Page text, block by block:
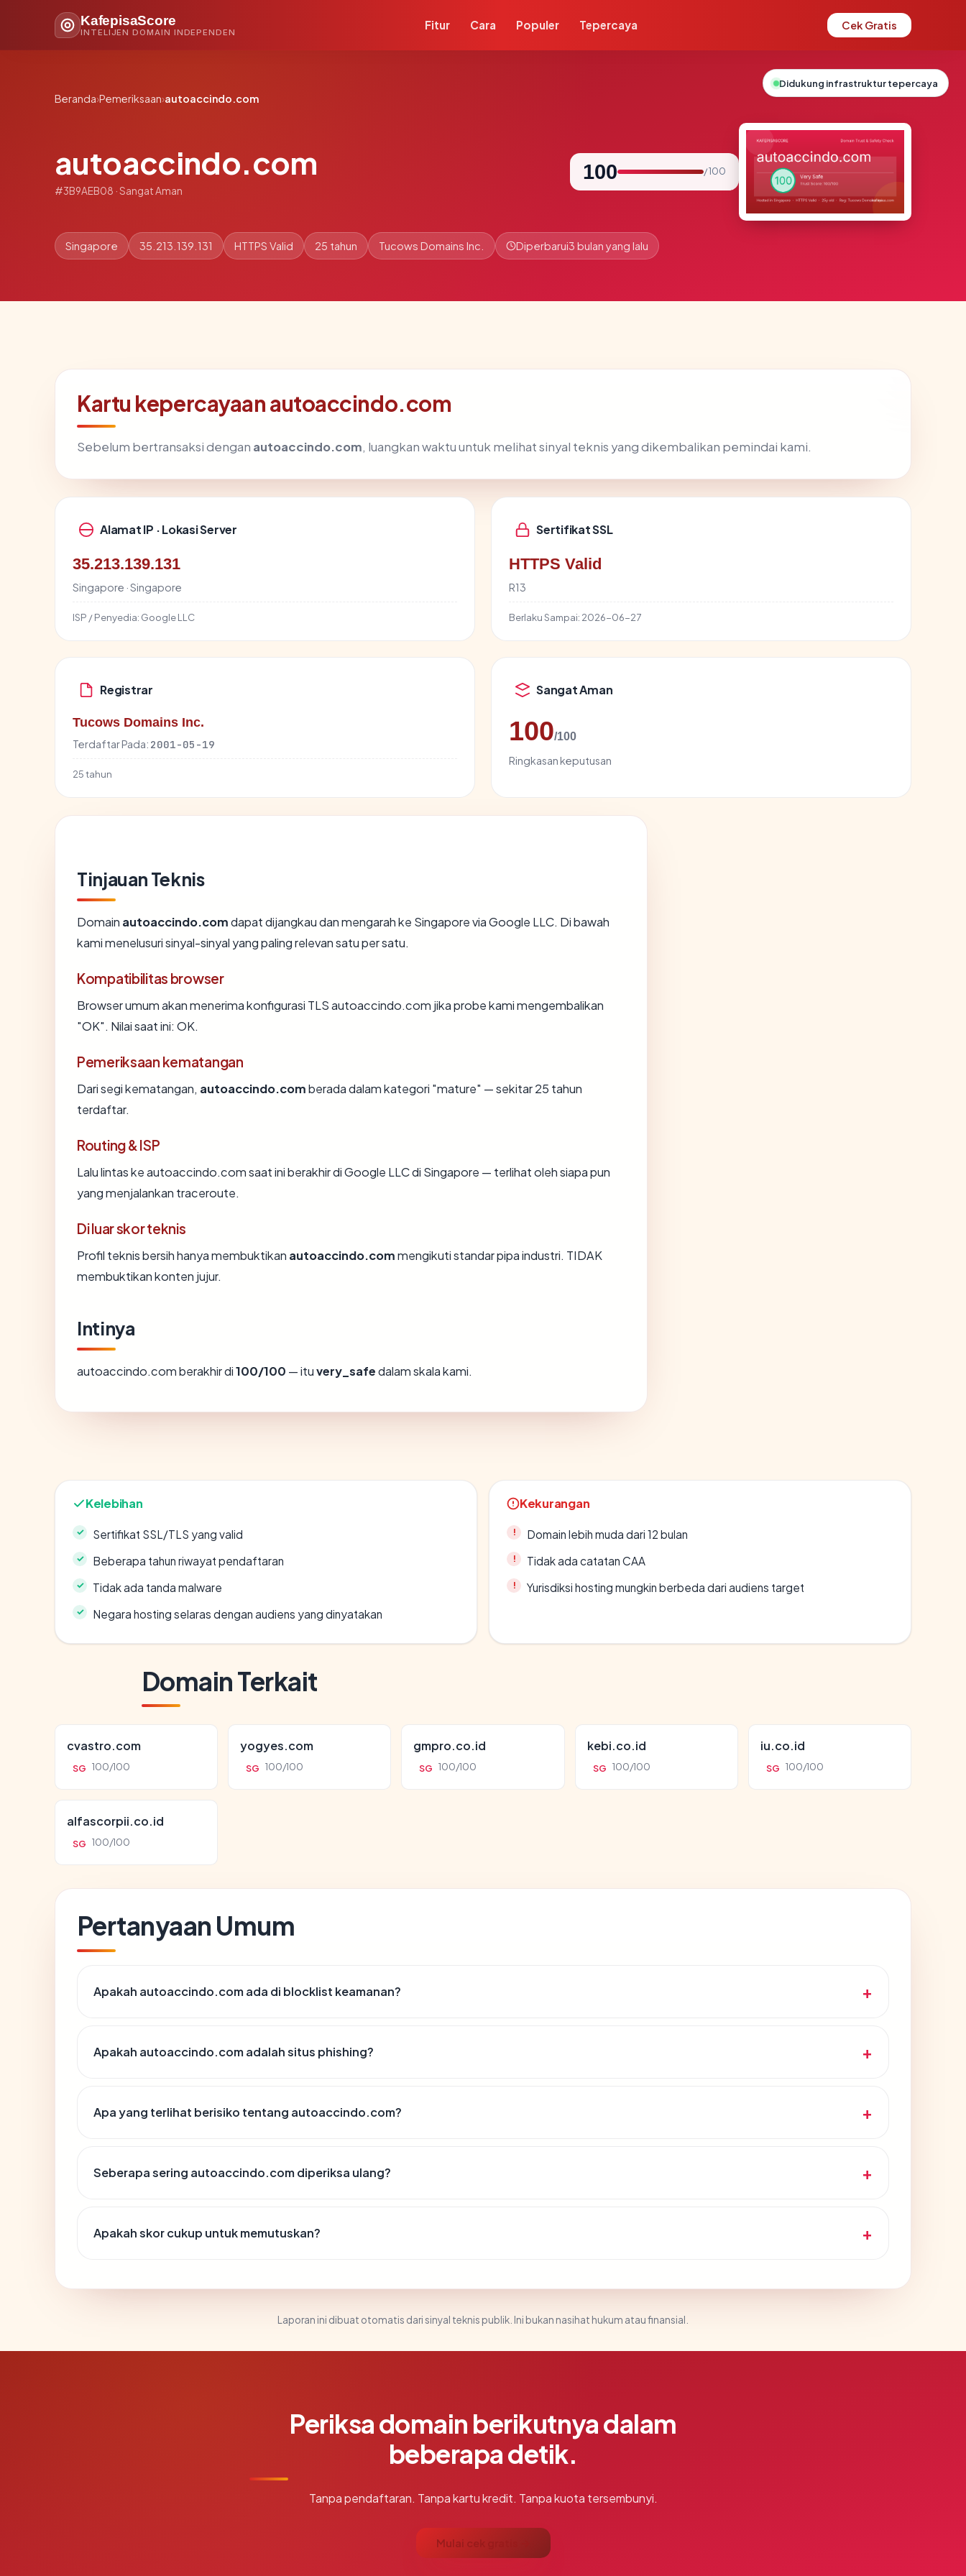
KafepisaScore
INTELIJEN DOMAIN INDEPENDEN
Fitur Cara Populer Tepercaya Cek Gratis
Beranda›Pemeriksaan›autoaccindo.com
autoaccindo.com
#3B9AEB08 · Sangat Aman
100 / 100
Singapore 35.213.139.131 HTTPS Valid 25 tahun Tucows Domains Inc. Diperbarui3 bulan yang lalu
Kartu kepercayaan autoaccindo.com
Sebelum bertransaksi dengan autoaccindo.com, luangkan waktu untuk melihat sinyal teknis yang dikembalikan pemindai kami.
Alamat IP · Lokasi Server
35.213.139.131
Singapore · Singapore
ISP / Penyedia: Google LLC
Sertifikat SSL
HTTPS Valid
R13
Berlaku Sampai: 2026-06-27
Registrar
Tucows Domains Inc.
Terdaftar Pada: 2001-05-19
25 tahun
Sangat Aman
100/100
Ringkasan keputusan
Tinjauan Teknis
Domain autoaccindo.comdapat dijangkau dan mengarah ke Singapore via Google LLC. Di bawah
kami menelusuri sinyal-sinyal yang paling relevan satu per satu.
Kompatibilitas browser
Browser umum akan menerima konfigurasi TLS autoaccindo.com jika probe kami mengembalikan
"OK". Nilai saat ini: OK.
Pemeriksaan kematangan
Dari segi kematangan, autoaccindo.comberada dalam kategori "mature" — sekitar 25 tahun
terdaftar.
Routing & ISP
Lalu lintas ke autoaccindo.com saat ini berakhir di Google LLC di Singapore — terlihat oleh siapa pun
yang menjalankan traceroute.
Di luar skor teknis
Profil teknis bersih hanya membuktikan autoaccindo.commengikuti standar pipa industri. TIDAK
membuktikan konten jujur.
Intinya
autoaccindo.com berakhir di100/100 — ituvery_safedalam skala kami.
Kelebihan
Sertifikat SSL/TLS yang valid
Beberapa tahun riwayat pendaftaran
Tidak ada tanda malware
Negara hosting selaras dengan audiens yang dinyatakan
Kekurangan
Domain lebih muda dari 12 bulan
Tidak ada catatan CAA
Yurisdiksi hosting mungkin berbeda dari audiens target
Domain Terkait
cvastro.com
SG 100/100
yogyes.com
SG 100/100
gmpro.co.id
SG 100/100
kebi.co.id
SG 100/100
iu.co.id
SG 100/100
alfascorpii.co.id
SG 100/100
Pertanyaan Umum
Apakah autoaccindo.com ada di blocklist keamanan?
Apakah autoaccindo.com adalah situs phishing?
Apa yang terlihat berisiko tentang autoaccindo.com?
Seberapa sering autoaccindo.com diperiksa ulang?
Apakah skor cukup untuk memutuskan?
Laporan ini dibuat otomatis dari sinyal teknis publik. Ini bukan nasihat hukum atau finansial.
Periksa domain berikutnya dalam
beberapa detik.
Tanpa pendaftaran. Tanpa kartu kredit. Tanpa kuota tersembunyi.
Mulai cek gratis →
Didukung infrastruktur tepercaya